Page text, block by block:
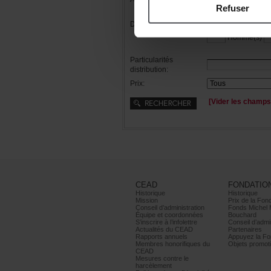
Refuser
Distribution: Femme(s)
Homme(s)
Particularités
distribution:
Prix:
CEAD
Historique
Mission
Conseild’administration
Équipeetcoordonnées
S’inscrireàl’infolettre
ActualitésduCEAD
Rapportsannuels
Membreshonorifiquesdu
CEAD
Mesurescontrele
harcèlement
Historique
Bouchard
Partenaires